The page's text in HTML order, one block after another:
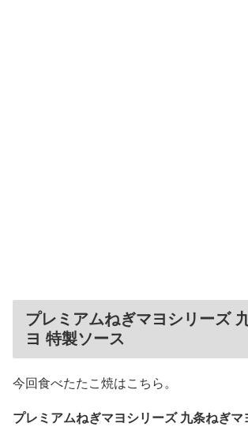
プレミアムねぎマヨシリーズ
ヨ 特製ソース
今回食べたたこ焼はこちら。
プレミアムねぎマヨシリーズ 九条ねぎマ